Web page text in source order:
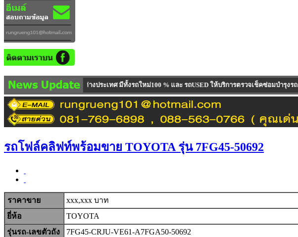
ป็นรถนำเข้าจาก ต่างประเทศ มีทั้งรถใหม่100 % และ รถUSED ให้บริการตรวจเช็คซ่อมบำรุงรถยก
รถโฟล์คลิฟท์พร้อมขาย TOYOTA รุ่น 7FG45-50692
ราคาขาย
xxx,xxx บาท
ยี่ห้อ
TOYOTA
รุ่นรถ-เลขตัวถัง
7FG45-CRJU-VE61-A7FGA50-50692